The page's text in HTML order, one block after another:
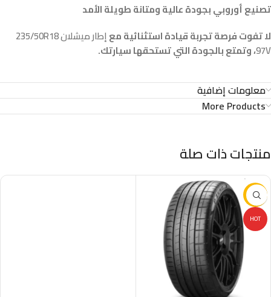
تصنيع أوروبي بجودة عالية ومتانة طويلة الأمد
لا تفوت فرصة تجربة قيادة استثنائية مع
إطار ميشلان 235/50R18
97V، وتمتع بالجودة التي تستحقها سيارتك.
معلومات إضافية
More Products
منتجات ذات صلة
-16%
HOT